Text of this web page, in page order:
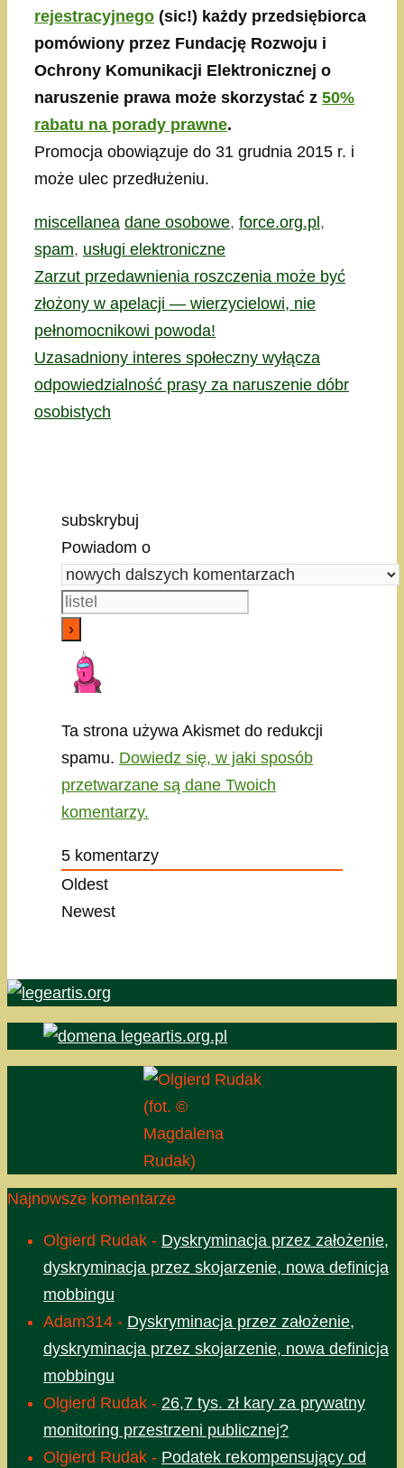
rejestracyjnego (sic!) każdy przedsiębiorca
pomówiony przez Fundację Rozwoju i
Ochrony Komunikacji Elektronicznej o
naruszenie prawa może skorzystać z 50%
rabatu na porady prawne.
Promocja obowiązuje do 31 grudnia 2015 r. i
może ulec przedłużeniu.
Kategorie
miscellanea Tagi
dane osobowe, force.org.pl ,
spam, usługi elektroniczne
Zarzut przedawnienia roszczenia może być
złożony w apelacji — wierzycielowi, nie
pełnomocnikowi powoda!
Uzasadniony interes społeczny wyłącza
odpowiedzialność prasy za naruszenie dóbr
osobistych
subskrybuj
Powiadom o
Ta strona używa Akismet do redukcji
spamu. Dowiedz się, w jaki sposób
przetwarzane są dane Twoich
komentarzy.
5 komentarzy
Oldest
Newest
(fot. ©
Magdalena
Rudak)
Najnowsze komentarze
Olgierd Rudak - Dyskryminacja przez założenie,
dyskryminacja przez skojarzenie, nowa definicja
mobbingu
Adam314 - Dyskryminacja przez założenie,
dyskryminacja przez skojarzenie, nowa definicja
mobbingu
Olgierd Rudak - 26,7 tys. zł kary za prywatny
monitoring przestrzeni publicznej?
Olgierd Rudak - Podatek rekompensujący od